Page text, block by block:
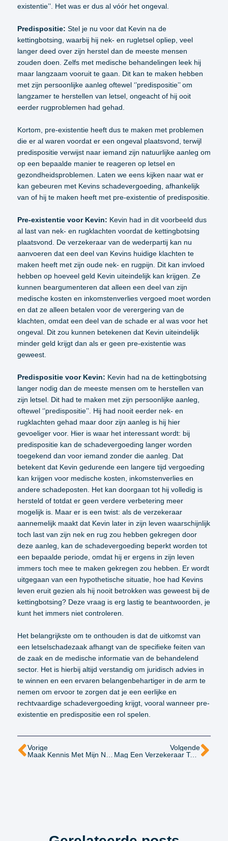
existentie’’. Het was er dus al vóór het ongeval.
Predispositie: Stel je nu voor dat Kevin na de
kettingbotsing, waarbij hij nek- en rugletsel opliep, veel
langer deed over zijn herstel dan de meeste mensen
zouden doen. Zelfs met medische behandelingen leek hij
maar langzaam vooruit te gaan. Dit kan te maken hebben
met zijn persoonlijke aanleg oftewel ‘’predispositie’’ om
langzamer te herstellen van letsel, ongeacht of hij ooit
eerder rugproblemen had gehad.
Kortom, pre-existentie heeft dus te maken met problemen
die er al waren voordat er een ongeval plaatsvond, terwijl
predispositie verwijst naar iemand zijn natuurlijke aanleg om
op een bepaalde manier te reageren op letsel en
gezondheidsproblemen. Laten we eens kijken naar wat er
kan gebeuren met Kevins schadevergoeding, afhankelijk
van of hij te maken heeft met pre-existentie of predispositie.
Pre-existentie voor Kevin: Kevin had in dit voorbeeld dus
al last van nek- en rugklachten voordat de kettingbotsing
plaatsvond. De verzekeraar van de wederpartij kan nu
aanvoeren dat een deel van Kevins huidige klachten te
maken heeft met zijn oude nek- en rugpijn. Dit kan invloed
hebben op hoeveel geld Kevin uiteindelijk kan krijgen. Ze
kunnen beargumenteren dat alleen een deel van zijn
medische kosten en inkomstenverlies vergoed moet worden
en dat ze alleen betalen voor de verergering van de
klachten, omdat een deel van de schade er al was voor het
ongeval. Dit zou kunnen betekenen dat Kevin uiteindelijk
minder geld krijgt dan als er geen pre-existentie was
geweest.
Predispositie voor Kevin: Kevin had na de kettingbotsing
langer nodig dan de meeste mensen om te herstellen van
zijn letsel. Dit had te maken met zijn persoonlijke aanleg,
oftewel ‘’predispositie’’. Hij had nooit eerder nek- en
rugklachten gehad maar door zijn aanleg is hij hier
gevoeliger voor. Hier is waar het interessant wordt: bij
predispositie kan de schadevergoeding langer worden
toegekend dan voor iemand zonder die aanleg. Dat
betekent dat Kevin gedurende een langere tijd vergoeding
kan krijgen voor medische kosten, inkomstenverlies en
andere schadeposten. Het kan doorgaan tot hij volledig is
hersteld of totdat er geen verdere verbetering meer
mogelijk is. Maar er is een twist: als de verzekeraar
aannemelijk maakt dat Kevin later in zijn leven waarschijnlijk
toch last van zijn nek en rug zou hebben gekregen door
deze aanleg, kan de schadevergoeding beperkt worden tot
een bepaalde periode, omdat hij er ergens in zijn leven
immers toch mee te maken gekregen zou hebben. Er wordt
uitgegaan van een hypothetische situatie, hoe had Kevins
leven eruit gezien als hij nooit betrokken was geweest bij de
kettingbotsing? Deze vraag is erg lastig te beantwoorden, je
kunt het immers niet controleren.
Het belangrijkste om te onthouden is dat de uitkomst van
een letselschadezaak afhangt van de specifieke feiten van
de zaak en de medische informatie van de behandelend
sector. Het is hierbij altijd verstandig om juridisch advies in
te winnen en een ervaren belangenbehartiger in de arm te
nemen om ervoor te zorgen dat je een eerlijke en
rechtvaardige schadevergoeding krijgt, vooral wanneer pre-
existentie en predispositie een rol spelen.
Vorige
Volgende
Mag Een Verzekeraar Terugkomen Op Erkenning Van Aansprakelijkheid?